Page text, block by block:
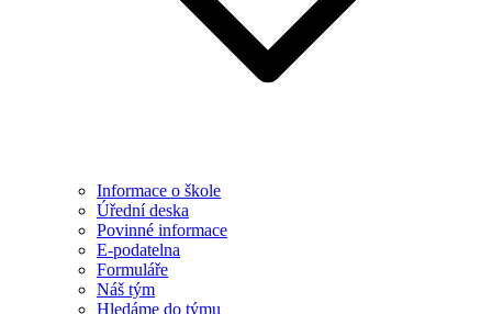
Informace o škole
Úřední deska
Povinné informace
E-podatelna
Formuláře
Náš tým
Hledáme do týmu